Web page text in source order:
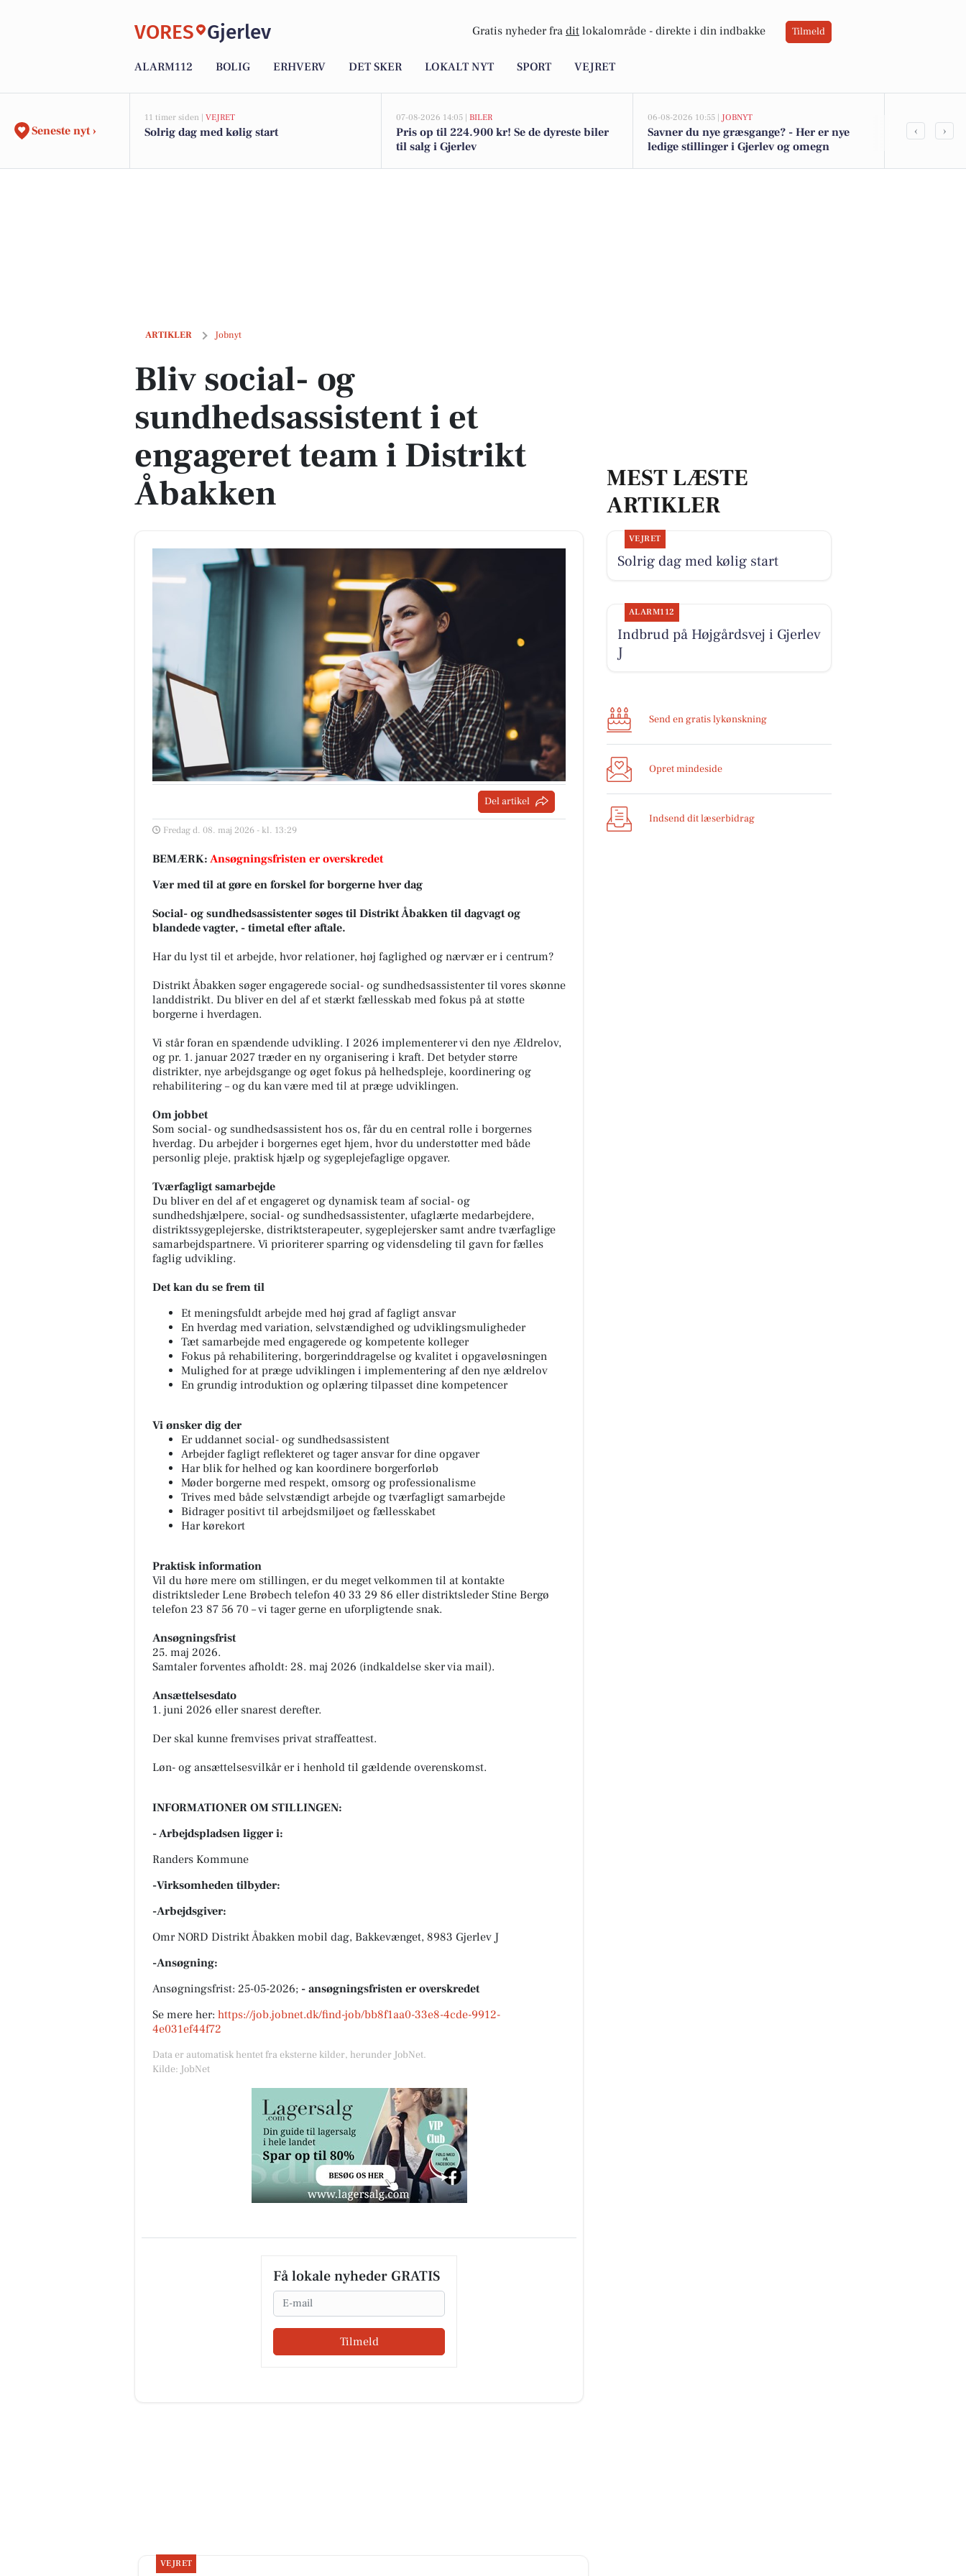
VORES Gjerlev Gratis nyheder fra dit lokalområde - direkte i din indbakke Tilmeld
ALARM112 BOLIG ERHVERV DET SKER LOKALT NYT SPORT VEJRET
Seneste nyt ›
11 timer siden | VEJRET
Solrig dag med kølig start
07-08-2026 14:05 | BILER
Pris op til 224.900 kr! Se de dyreste biler
til salg i Gjerlev
06-08-2026 10:55 | JOBNYT
Savner du nye græsgange? - Her er nye
ledige stillinger i Gjerlev og omegn
Indbrud på
‹ ›
ARTIKLER Jobnyt
Bliv social- og sundhedsassistent i et engageret team i Distrikt Åbakken
Bliv social- og
sundhedsassistent i et
engageret team i Distrikt
Åbakken
Del artikel
Fredag d. 08. maj 2026 - kl. 13:29
BEMÆRK: Ansøgningsfristen er overskredet
Vær med til at gøre en forskel for borgerne hver dag
Social- og sundhedsassistenter søges til Distrikt Åbakken til dagvagt og
blandede vagter, - timetal efter aftale.
Har du lyst til et arbejde, hvor relationer, høj faglighed og nærvær er i centrum?
Distrikt Åbakken søger engagerede social- og sundhedsassistenter til vores skønne
landdistrikt. Du bliver en del af et stærkt fællesskab med fokus på at støtte
borgerne i hverdagen.
Vi står foran en spændende udvikling. I 2026 implementerer vi den nye Ældrelov,
og pr. 1. januar 2027 træder en ny organisering i kraft. Det betyder større
distrikter, nye arbejdsgange og øget fokus på helhedspleje, koordinering og
rehabilitering – og du kan være med til at præge udviklingen.
Om jobbet
Som social- og sundhedsassistent hos os, får du en central rolle i borgernes
hverdag. Du arbejder i borgernes eget hjem, hvor du understøtter med både
personlig pleje, praktisk hjælp og sygeplejefaglige opgaver.
Tværfagligt samarbejde
Du bliver en del af et engageret og dynamisk team af social- og
sundhedshjælpere, social- og sundhedsassistenter, ufaglærte medarbejdere,
distriktssygeplejerske, distriktsterapeuter, sygeplejersker samt andre tværfaglige
samarbejdspartnere. Vi prioriterer sparring og vidensdeling til gavn for fælles
faglig udvikling.
Det kan du se frem til
Et meningsfuldt arbejde med høj grad af fagligt ansvar
En hverdag med variation, selvstændighed og udviklingsmuligheder
Tæt samarbejde med engagerede og kompetente kolleger
Fokus på rehabilitering, borgerinddragelse og kvalitet i opgaveløsningen
Mulighed for at præge udviklingen i implementering af den nye ældrelov
En grundig introduktion og oplæring tilpasset dine kompetencer
Vi ønsker dig der
Er uddannet social- og sundhedsassistent
Arbejder fagligt reflekteret og tager ansvar for dine opgaver
Har blik for helhed og kan koordinere borgerforløb
Møder borgerne med respekt, omsorg og professionalisme
Trives med både selvstændigt arbejde og tværfagligt samarbejde
Bidrager positivt til arbejdsmiljøet og fællesskabet
Har kørekort
Praktisk information
Vil du høre mere om stillingen, er du meget velkommen til at kontakte
distriktsleder Lene Brøbech telefon 40 33 29 86 eller distriktsleder Stine Bergø
telefon 23 87 56 70 – vi tager gerne en uforpligtende snak.
Ansøgningsfrist
25. maj 2026.
Samtaler forventes afholdt: 28. maj 2026 (indkaldelse sker via mail).
Ansættelsesdato
1. juni 2026 eller snarest derefter.
Der skal kunne fremvises privat straffeattest.
Løn- og ansættelsesvilkår er i henhold til gældende overenskomst.
INFORMATIONER OM STILLINGEN:
- Arbejdspladsen ligger i:
Randers Kommune
-Virksomheden tilbyder:
-Arbejdsgiver:
Omr NORD Distrikt Åbakken mobil dag, Bakkevænget, 8983 Gjerlev J
-Ansøgning:
Ansøgningsfrist: 25-05-2026; - ansøgningsfristen er overskredet
Se mere her: https://job.jobnet.dk/find-job/bb8f1aa0-33e8-4cde-9912-
4e031ef44f72
Data er automatisk hentet fra eksterne kilder, herunder JobNet.
Kilde: JobNet
Få lokale nyheder GRATIS
Email
Tilmeld
MEST LÆSTE
ARTIKLER
VEJRET
Solrig dag med kølig start
ALARM112
Indbrud på Højgårdsvej i Gjerlev
J
Send en gratis lykønskning
Opret mindeside
Indsend dit læserbidrag
VEJRET